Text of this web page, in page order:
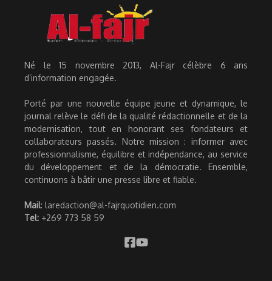
Né le 15 novembre 2013, Al-Fajr célèbre 6 ans
d’information engagée.
Porté par une nouvelle équipe jeune et dynamique, le
journal relève le défi de la qualité rédactionnelle et de la
modernisation, tout en honorant ses fondateurs et
collaborateurs passés. Notre mission : informer avec
professionnalisme, équilibre et indépendance, au service
du développement et de la démocratie. Ensemble,
continuons à bâtir une presse libre et fiable.
Mail: laredaction@al-fajrquotidien.com
Tel: +269 773 58 59